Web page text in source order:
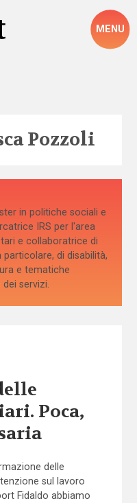
MENU
Pozzoli
in politiche sociali e
IRS per l'area
e collaboratrice di
particolare, di disabilità,
e tematiche
servizi.
Poca,
delle
sul lavoro
Fidaldo abbiamo